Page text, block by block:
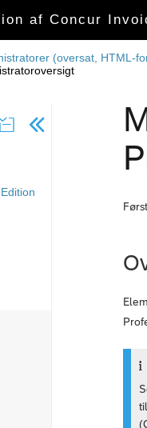
af Concur
(oversat, HTML-